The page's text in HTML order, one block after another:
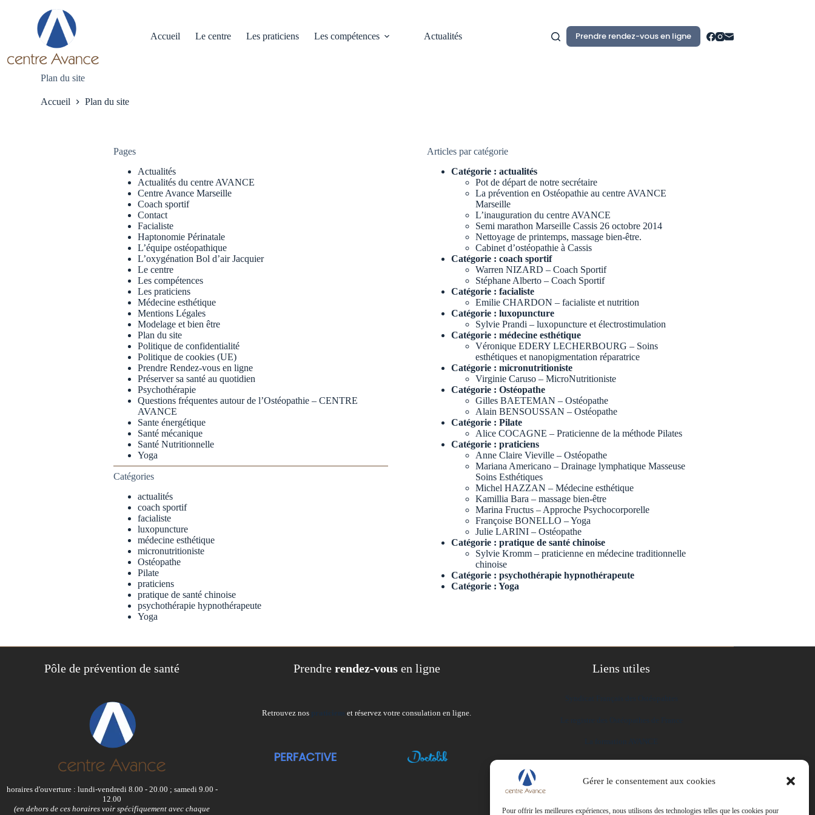
Gérer le consentement aux cookies
Pour offrir les meilleures expériences, nous utilisons des technologies telles que les cookies pour
Accueil
Le centre Les praticiens Les compétences Actualités Prendre rendez-vous en ligne
Plan du site
Accueil Plan du site
Pages
Actualités
Actualités du centre AVANCE
Centre Avance Marseille
Coach sportif
Contact
Facialiste
Haptonomie Périnatale
L’équipe ostéopathique
L’oxygénation Bol d’air Jacquier
Le centre
Les compétences
Les praticiens
Médecine esthétique
Mentions Légales
Modelage et bien être
Plan du site
Politique de confidentialité
Politique de cookies (UE)
Prendre Rendez-vous en ligne
Préserver sa santé au quotidien
Psychothérapie
Questions fréquentes autour de l’Ostéopathie – CENTRE
AVANCE
Sante énergétique
Santé mécanique
Santé Nutritionnelle
Yoga
Catégories
actualités
coach sportif
facialiste
luxopuncture
médecine esthétique
micronutritioniste
Ostéopathe
Pilate
praticiens
pratique de santé chinoise
psychothérapie hypnothérapeute
Yoga
Articles par catégorie
Catégorie : actualités
Pot de départ de notre secrétaire
La prévention en Ostéopathie au centre AVANCE
Marseille
L’inauguration du centre AVANCE
Semi marathon Marseille Cassis 26 octobre 2014
Nettoyage de printemps, massage bien-être.
Cabinet d’ostéopathie à Cassis
Catégorie : coach sportif
Warren NIZARD – Coach Sportif
Stéphane Alberto – Coach Sportif
Catégorie : facialiste
Emilie CHARDON – facialiste et nutrition
Catégorie : luxopuncture
Sylvie Prandi – luxopuncture et électrostimulation
Catégorie : médecine esthétique
Véronique EDERY LECHERBOURG – Soins
esthétiques et nanopigmentation réparatrice
Catégorie : micronutritioniste
Virginie Caruso – MicroNutritioniste
Catégorie : Ostéopathe
Gilles BAETEMAN – Ostéopathe
Alain BENSOUSSAN – Ostéopathe
Catégorie : Pilate
Alice COCAGNE – Praticienne de la méthode Pilates
Catégorie : praticiens
Anne Claire Vieville – Ostéopathe
Mariana Americano – Drainage lymphatique Masseuse
Soins Esthétiques
Michel HAZZAN – Médecine esthétique
Kamillia Bara – massage bien-être
Marina Fructus – Approche Psychocorporelle
Françoise BONELLO – Yoga
Julie LARINI – Ostéopathe
Catégorie : pratique de santé chinoise
Sylvie Kromm – praticienne en médecine traditionnelle
chinoise
Catégorie : psychothérapie hypnothérapeute
Catégorie : Yoga
Pôle de prévention de santé
horaires d'ouverture : lundi-vendredi 8.00 - 20.00 ; samedi 9.00 -
12.00
(en dehors de ces horaires voir spécifiquement avec chaque
Prendre rendez-vousen ligne
Retrouvez nos et réservez votre consulation en ligne.
Liens utiles